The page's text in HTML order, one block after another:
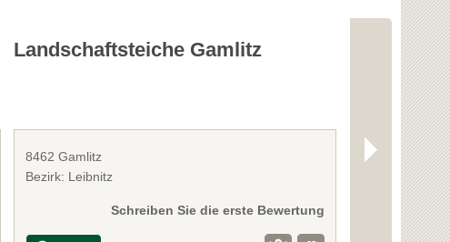
Landschaftsteiche Gamlitz
8462 Gamlitz
Bezirk: Leibnitz
Schreiben Sie die erste Bewertung
Freibad
8461
Bezirk: Leibnitz